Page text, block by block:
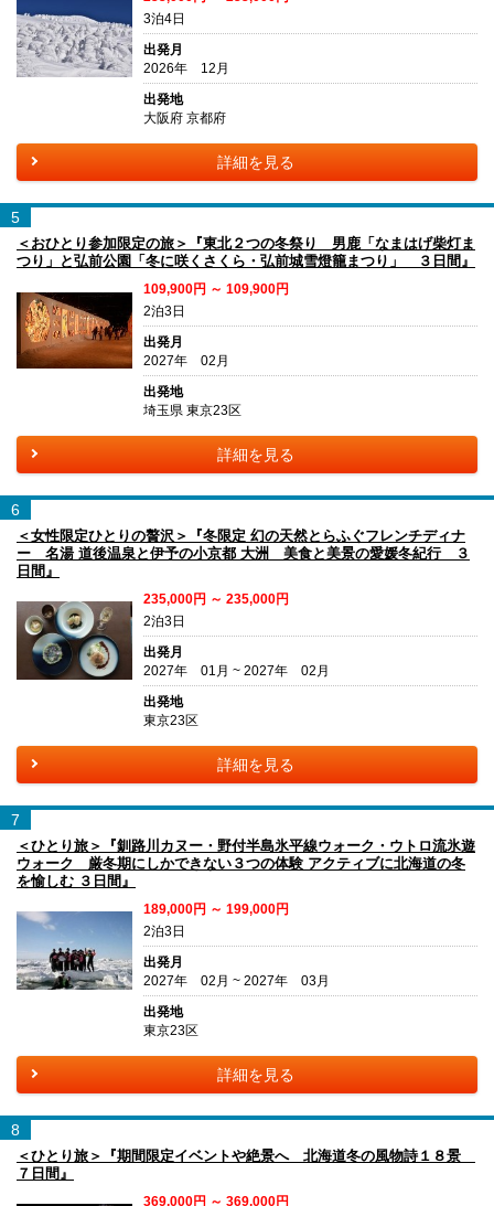
3泊4日
出発月
2026年 12月
出発地
大阪府 京都府
詳細を見る
5
＜おひとり参加限定の旅＞『東北２つの冬祭り 男鹿「なまはげ柴灯ま
つり」と弘前公園「冬に咲くさくら・弘前城雪燈籠まつり」 ３日間』
109,900円 ～ 109,900円
2泊3日
出発月
2027年 02月
出発地
埼玉県 東京23区
詳細を見る
6
＜女性限定ひとりの贅沢＞『冬限定 幻の天然とらふぐフレンチディナ
ー 名湯 道後温泉と伊予の小京都 大洲 美食と美景の愛媛冬紀行 ３
日間』
235,000円 ～ 235,000円
2泊3日
出発月
2027年 01月 ~ 2027年 02月
出発地
東京23区
詳細を見る
7
＜ひとり旅＞『釧路川カヌー・野付半島氷平線ウォーク・ウトロ流氷遊
ウォーク 厳冬期にしかできない３つの体験 アクティブに北海道の冬
を愉しむ ３日間』
189,000円 ～ 199,000円
2泊3日
出発月
2027年 02月 ~ 2027年 03月
出発地
東京23区
詳細を見る
8
＜ひとり旅＞『期間限定イベントや絶景へ 北海道冬の風物詩１８景
７日間』
369,000円 ～ 369,000円